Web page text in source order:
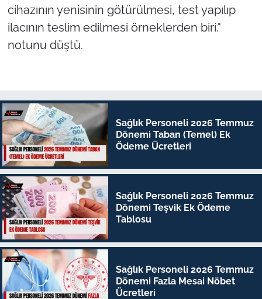
cihazının yenisinin götürülmesi, test yapılıp
ilacının teslim edilmesi örneklerden biri."
notunu düştü.
Sağlık Personeli 2026 Temmuz
Dönemi Taban (Temel) Ek
Ödeme Ücretleri
Sağlık Personeli 2026 Temmuz
Dönemi Teşvik Ek Ödeme
Tablosu
Sağlık Personeli 2026 Temmuz
Dönemi Fazla Mesai Nöbet
Ücretleri